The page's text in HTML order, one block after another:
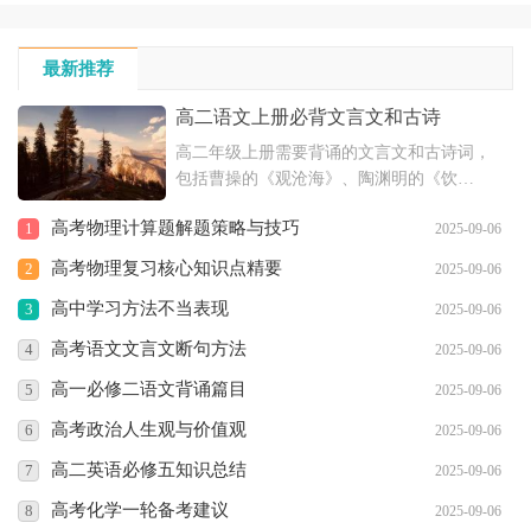
最新推荐
高二语文上册必背文言文和古诗
高二年级上册需要背诵的文言文和古诗词，
包括曹操的《观沧海》、陶渊明的《饮
作品。这些诗文具有深厚的文化底蕴，体现
了古代文学的魅力，对于提高学生的文学素
养和语文水平具有重要意义。
1 2025-09-06
高考物理计算题解题策略与技巧
2 2025-09-06
高考物理复习核心知识点精要
3 2025-09-06
高中学习方法不当表现
4 2025-09-06
高考语文文言文断句方法
5 2025-09-06
高一必修二语文背诵篇目
6 2025-09-06
高考政治人生观与价值观
7 2025-09-06
高二英语必修五知识总结
8 2025-09-06
高考化学一轮备考建议